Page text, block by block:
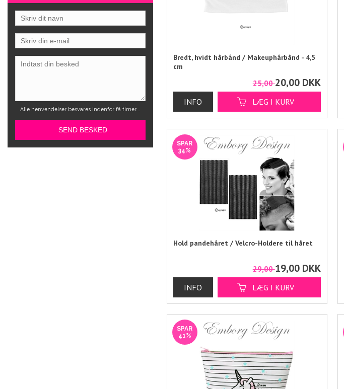
Alle henvendelser besvares indenfor få timer...
Bredt, hvidt hårbånd / Makeuphårbånd - 4,5
cm
25,0020,00 DKK
SPAR
34%
Hold pandehåret / Velcro-Holdere til håret
29,0019,00 DKK
SPAR
41%